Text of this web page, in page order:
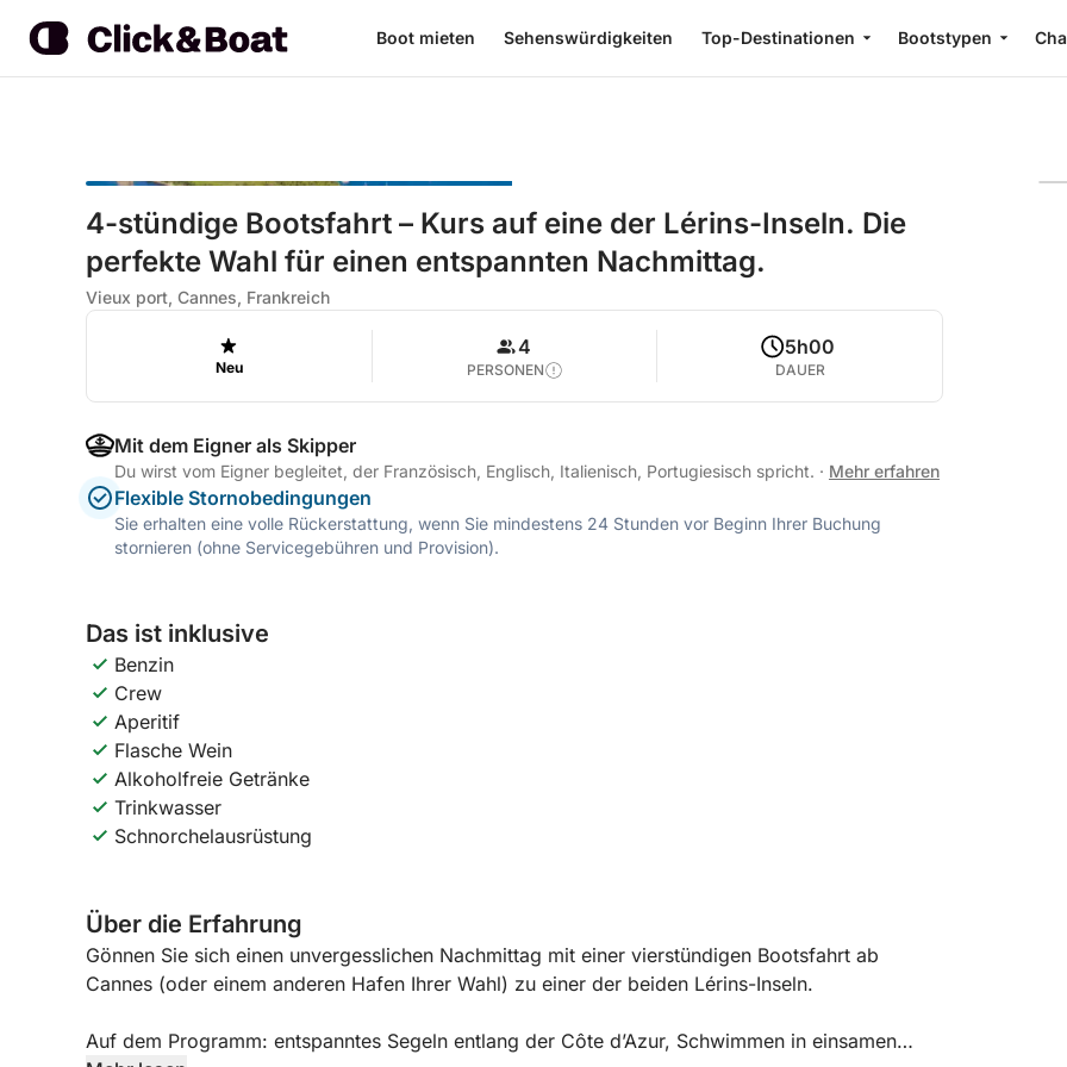
Boot mieten Sehenswürdigkeiten Top-Destinationen Bootstypen
4-stündige Bootsfahrt – Kurs auf eine der Lérins-Inseln. Die
perfekte Wahl für einen entspannten Nachmittag.
Vieux port, Cannes, Frankreich
Neu
4
PERSONEN
5h00
DAUER
Mit dem Eigner als Skipper
Du wirst vom Eigner begleitet, der Französisch, Englisch, Italienisch, Portugiesisch spricht. · Mehr erfahren
Flexible Stornobedingungen
Sie erhalten eine volle Rückerstattung, wenn Sie mindestens 24 Stunden vor Beginn Ihrer Buchung
stornieren (ohne Servicegebühren und Provision).
Das ist inklusive
Benzin
Crew
Aperitif
Flasche Wein
Alkoholfreie Getränke
Trinkwasser
Schnorchelausrüstung
Über die Erfahrung
Gönnen Sie sich einen unvergesslichen Nachmittag mit einer vierstündigen Bootsfahrt ab
Cannes (oder einem anderen Hafen Ihrer Wahl) zu einer der beiden Lérins-Inseln.
Auf dem Programm: entspanntes Segeln entlang der Côte d’Azur, Schwimmen in einsamen